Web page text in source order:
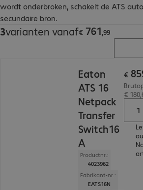
wordt onderbroken, schakelt de ATS
secundaire bron.
3varianten vanaf€ 761,99
€ 761,99
Eaton
ATS 16
Netpack
Transfer
Switch16
A
Productnr.:
4023962
Fabrikant-nr.:
EATS16N
€
€